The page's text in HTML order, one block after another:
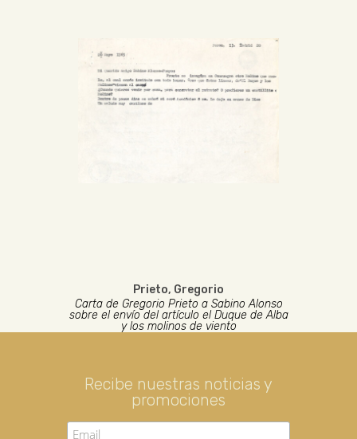
Prieto, Gregorio
Carta de Gregorio Prieto a Sabino Alonso
sobre el envío del artículo el Duque de Alba
y los molinos de viento
Recibe nuestras noticias y
promociones